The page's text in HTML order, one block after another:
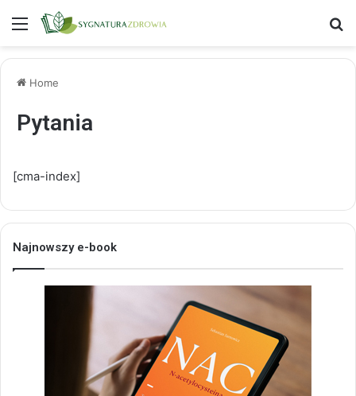
Menu
Home
Pytania
[cma-index]
Najnowszy e-book